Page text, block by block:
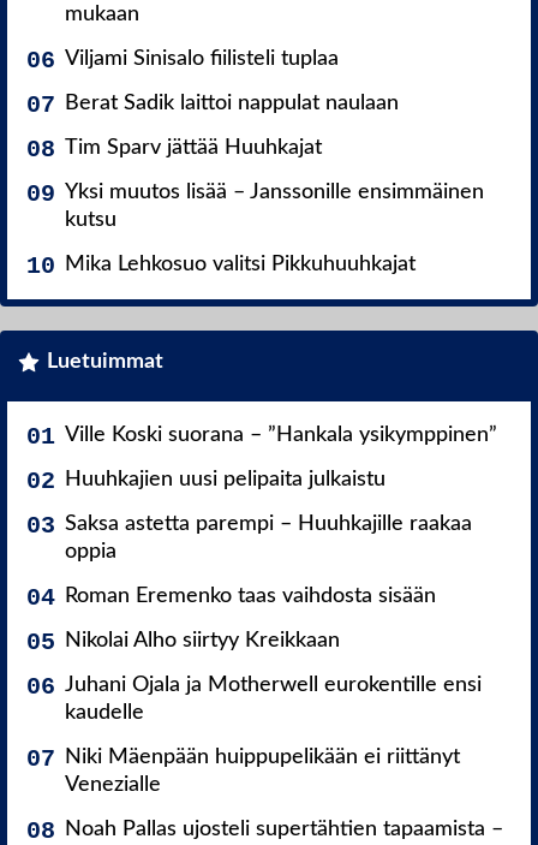
mukaan
Viljami Sinisalo fiilisteli tuplaa
Berat Sadik laittoi nappulat naulaan
Tim Sparv jättää Huuhkajat
Yksi muutos lisää – Janssonille ensimmäinen
kutsu
Mika Lehkosuo valitsi Pikkuhuuhkajat
Luetuimmat
Ville Koski suorana – ”Hankala ysikymppinen”
Huuhkajien uusi pelipaita julkaistu
Saksa astetta parempi – Huuhkajille raakaa
oppia
Roman Eremenko taas vaihdosta sisään
Nikolai Alho siirtyy Kreikkaan
Juhani Ojala ja Motherwell eurokentille ensi
kaudelle
Niki Mäenpään huippupelikään ei riittänyt
Venezialle
Noah Pallas ujosteli supertähtien tapaamista –